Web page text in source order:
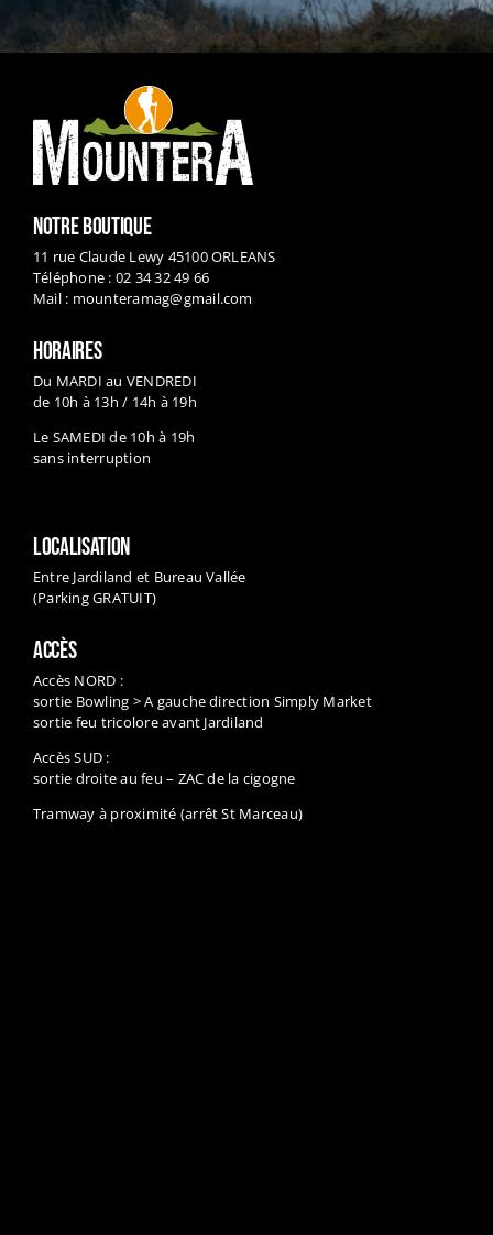
NOTRE BOUTIQUE
11 rue Claude Lewy 45100 ORLEANS
Téléphone : 02 34 32 49 66
Mail : mounteramag@gmail.com
HORAIRES
Du MARDI au VENDREDI
de 10h à 13h / 14h à 19h
Le SAMEDI de 10h à 19h
sans interruption
LOCALISATION
Entre Jardiland et Bureau Vallée
(Parking GRATUIT)
ACCÈS
Accès NORD :
sortie Bowling > A gauche direction Simply Market
sortie feu tricolore avant Jardiland
Accès SUD :
sortie droite au feu – ZAC de la cigogne
Tramway à proximité (arrêt St Marceau)